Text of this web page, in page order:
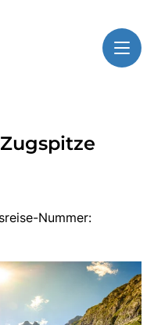
Nummer: